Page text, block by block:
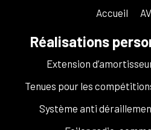
Accueil
Réalisations
Extension
Tenues pour les
Système anti